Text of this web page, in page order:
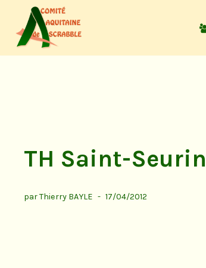
Aller
au
TH Saint-Seurin
parThierry BAYLE 17/04/2012